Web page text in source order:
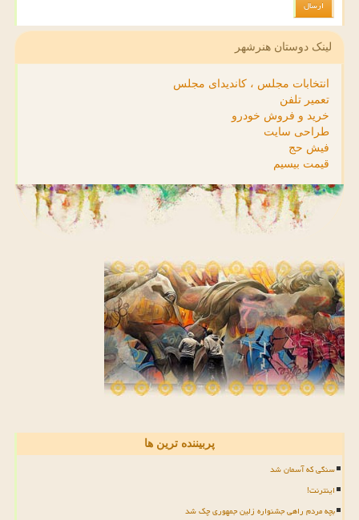
لینک دوستان هنرشهر
انتخابات مجلس ، کاندیدای مجلس
تعمیر تلفن
خرید و فروش خودرو
طراحی سایت
فیش حج
قیمت بیسیم
پربیننده ترین ها
سنگی که آسمان شد
اینترنت!
بچه مردم راهی جشنواره زلین جمهوری چک شد